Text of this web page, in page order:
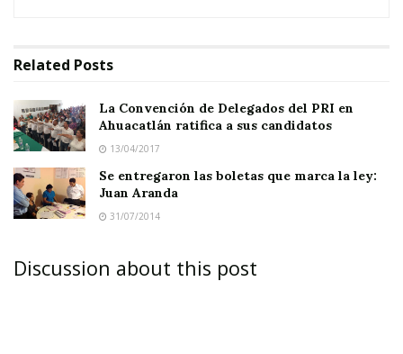
Related Posts
La Convención de Delegados del PRI en
Ahuacatlán ratifica a sus candidatos
13/04/2017
Se entregaron las boletas que marca la ley:
Juan Aranda
31/07/2014
Discussion about this post